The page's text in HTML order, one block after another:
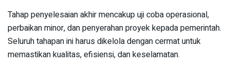
Tahap penyelesaian akhir mencakup uji coba operasional,
perbaikan minor, dan penyerahan proyek kepada pemerintah.
Seluruh tahapan ini harus dikelola dengan cermat untuk
memastikan kualitas, efisiensi, dan keselamatan.